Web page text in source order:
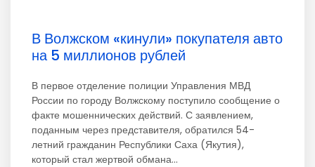
В Волжском «кинули» покупателя авто
на 5 миллионов рублей
В первое отделение полиции Управления МВД
России по городу Волжскому поступило сообщение о
факте мошеннических действий. С заявлением,
поданным через представителя, обратился 54-
летний гражданин Республики Саха (Якутия),
который стал жертвой обмана...